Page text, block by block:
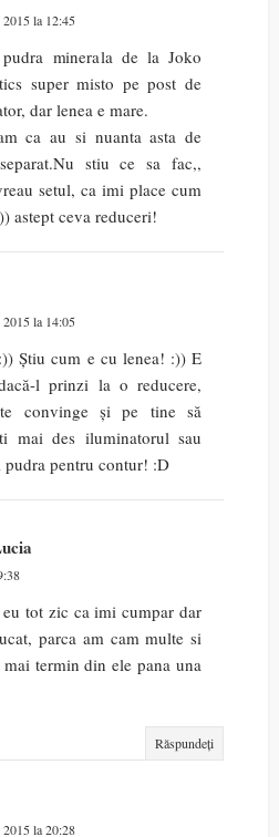
2015 la 12:45
minerala de la Joko
super misto pe post de
dar lenea e mare.
ca au si nuanta asta de
stiu ce sa fac,,
setul, ca imi place cum
astept ceva reduceri!
2015 la 14:05
Știu cum e cu lenea! :)) E
l prinzi la o reducere,
convinge și pe tine să
mai des iluminatorul sau
pudra pentru contur! :D
eu tot zic ca imi cumpar dar
parca am cam multe si
mai termin din ele pana una
Răspundeți
2015 la 20:28